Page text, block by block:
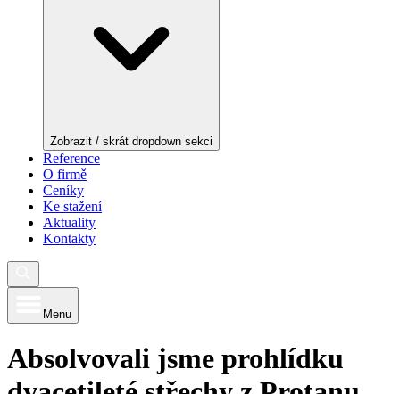
Zobrazit / skrát dropdown sekci
Reference
O firmě
Ceníky
Ke stažení
Aktuality
Kontakty
Menu
Absolvovali jsme prohlídku